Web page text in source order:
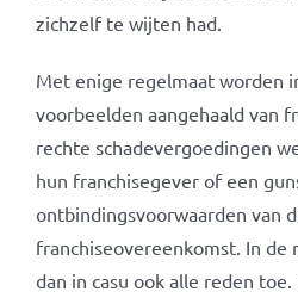
zichzelf te wijten had.
Met enige regelmaat worden
voorbeelden aangehaald van
rechte schadevergoedingen
hun franchisegever of een
ontbindingsvoorwaarden van
franchiseovereenkomst. In de
dan in casu ook alle reden